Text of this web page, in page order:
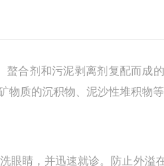
合剂和污泥剥离剂复配而成
质的沉积物、泥沙性堆积物等
睛，并迅速就诊。防止外溢